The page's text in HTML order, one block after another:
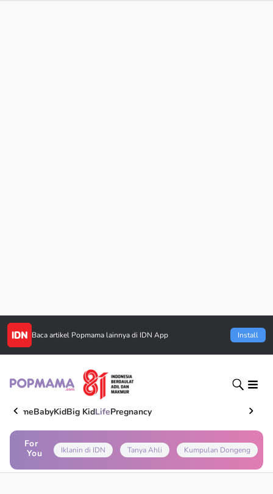
Baca artikel Popmama lainnya di IDN App Install
HomeBabyKidBig KidLifePregnancy
For
You
Iklanin di IDN Tanya Ahli Kumpulan Dongeng